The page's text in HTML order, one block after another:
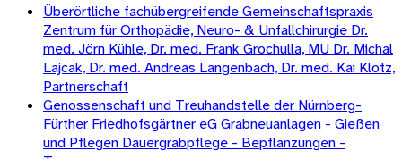
Überörtliche fachübergreifende Gemeinschaftspraxis
Zentrum für Orthopädie, Neuro- & Unfallchirurgie Dr.
med. Jörn Kühle, Dr. med. Frank Grochulla, MU Dr. Michal
Lajcak, Dr. med. Andreas Langenbach, Dr. med. Kai Klotz,
Partnerschaft
Genossenschaft und Treuhandstelle der Nürnberg-
Fürther Friedhofsgärtner eG Grabneuanlagen - Gießen
und Pflegen Dauergrabpflege - Bepflanzungen -